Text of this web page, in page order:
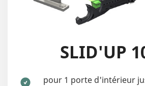
SLID'UP
pour 1 porte d'intérieur